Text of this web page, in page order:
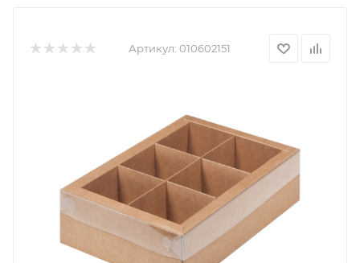
Артикул: 010602151